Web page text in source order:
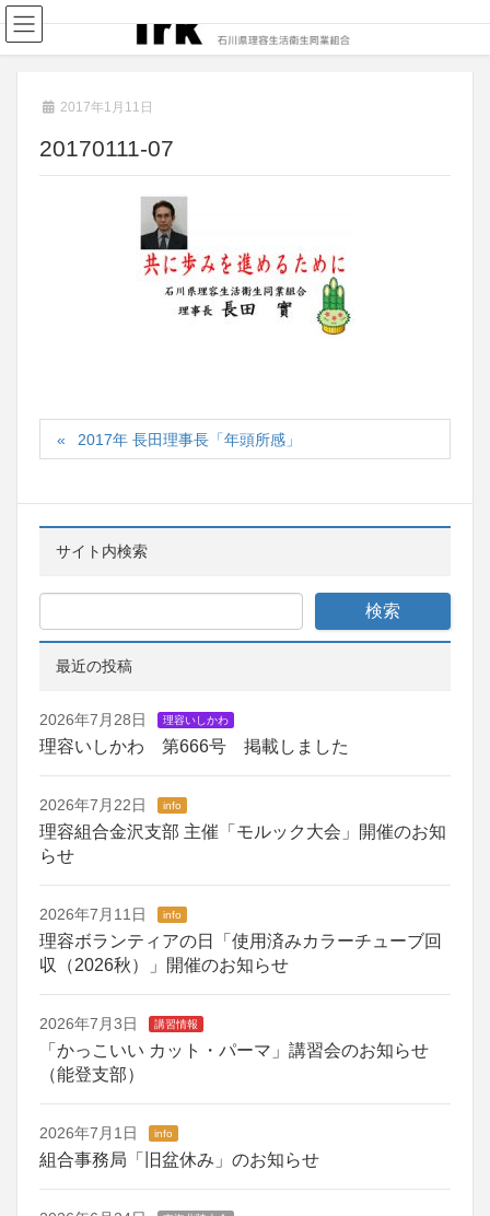
2017年1月11日
20170111-07
2017年 長田理事長「年頭所感」
サイト内検索
最近の投稿
2026年7月28日 理容いしかわ
理容いしかわ 第666号 掲載しました
2026年7月22日 info
理容組合金沢支部 主催「モルック大会」開催のお知
らせ
2026年7月11日 info
理容ボランティアの日「使用済みカラーチューブ回
収（2026秋）」開催のお知らせ
2026年7月3日 講習情報
「かっこいい カット・パーマ」講習会のお知らせ
（能登支部）
2026年7月1日 info
組合事務局「旧盆休み」のお知らせ